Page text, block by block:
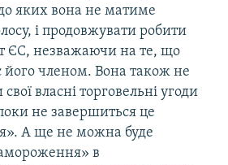
яких вона не матиме
і продовжувати робити
ЄС, незважаючи на те, що
його членом. Вона також не
власні торговельні угоди
не завершиться це
А ще не можна буде
в